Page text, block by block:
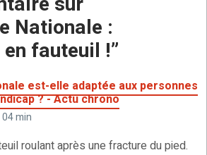
g
er
c
h
at
er
Nationale :
fauteuil !”
est-elle adaptée aux personnes
? - Actu chrono
min
roulant après une fracture du pied.